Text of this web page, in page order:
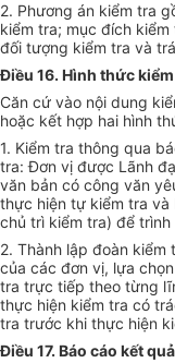
2. Phương án kiểm tra
kiểm tra; mục đích
đối tượng kiểm tra và
Điều 16. Hình thức
Căn cứ vào nội dung
hoặc kết hợp hai hình
1. Kiểm tra thông qua
tra:Đơn vị được Lãnh
văn bản có công văn
thực hiện tự kiểm tra và
chủ trì kiểm tra) để trình
2. Thành lập đoàn
của các đơn vị, lựa
tra trực tiếp theo từng
thực hiện kiểm tra có
tra trước khi thực hiện
Điều 17. Báo cáo kết